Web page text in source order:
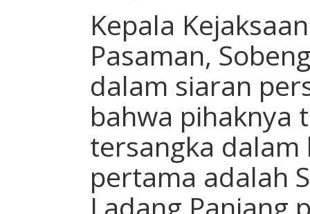
Kepala
Pasaman,
dalam siaran
bahwa pihaknya
tersangka dalam
pertama adalah